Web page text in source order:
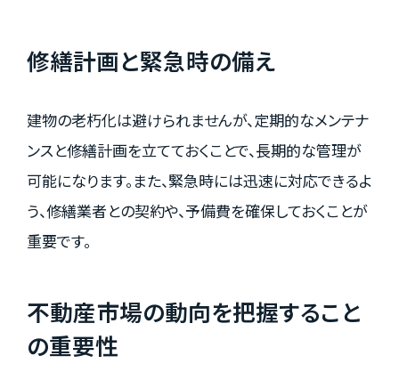
修繕計画と緊急時の備え
建物の老朽化は避けられませんが、定期的なメンテナ
ンスと修繕計画を立てておくことで、長期的な管理が
可能になります。また、緊急時には迅速に対応できるよ
う、修繕業者との契約や、予備費を確保しておくことが
重要です。
不動産市場の動向を把握すること
の重要性